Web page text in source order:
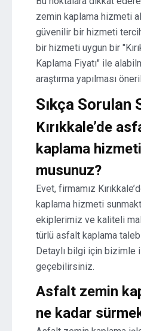
zemin kaplama hizmeti
güvenilir bir hizmeti
bir hizmeti uygun bir
Kaplama Fiyatı" ile
araştırma yapılması
Sıkça Sorulan
Kırıkkale’de
kaplama
musunuz?
Evet, firmamız
kaplama hizmeti
ekiplerimiz ve kaliteli
türlü asfalt kaplama
Detaylı bilgi için bizimle
geçebilirsiniz.
Asfalt zemin
ne kadar